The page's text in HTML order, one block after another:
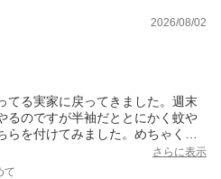
2026/08/02
てる実家に戻ってきました。週末
るのですが半袖だととにかく蚊や
を付けてみました。めちゃくち
の奉仕作業や、大掃除の時など
さらに表示
て